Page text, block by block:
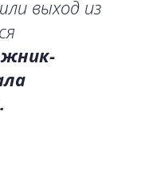
выход из